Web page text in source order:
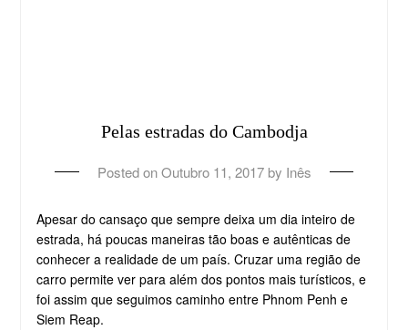
Pelas estradas do Cambodja
Posted onOutubro 11, 2017by Inês
Apesar do cansaço que sempre deixa um dia inteiro de
estrada, há poucas maneiras tão boas e autênticas de
conhecer a realidade de um país. Cruzar uma região de
carro permite ver para além dos pontos mais turísticos, e
foi assim que seguimos caminho entre Phnom Penh e
Siem Reap.